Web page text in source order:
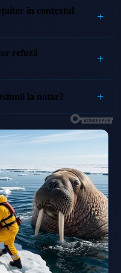
în contextul
refuză
la notar?